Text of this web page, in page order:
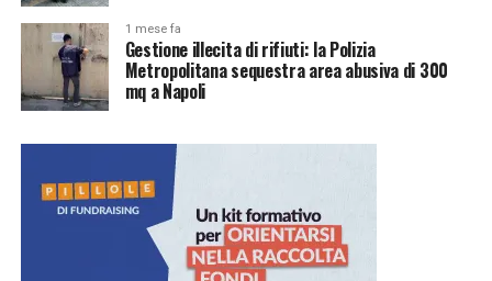
1 mese fa
Gestione illecita di rifiuti: la Polizia
Metropolitana sequestra area abusiva di 300
mq a Napoli